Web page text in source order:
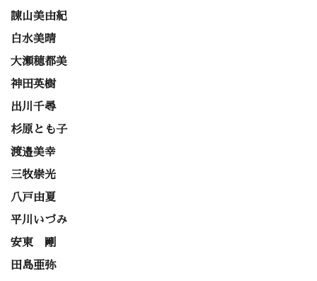
諌山美由紀
白水美晴
大瀬穂都美
神田英樹
出川千尋
杉原とも子
渡邉美幸
三牧崇光
八戸由夏
平川いづみ
安東 剛
田島亜弥